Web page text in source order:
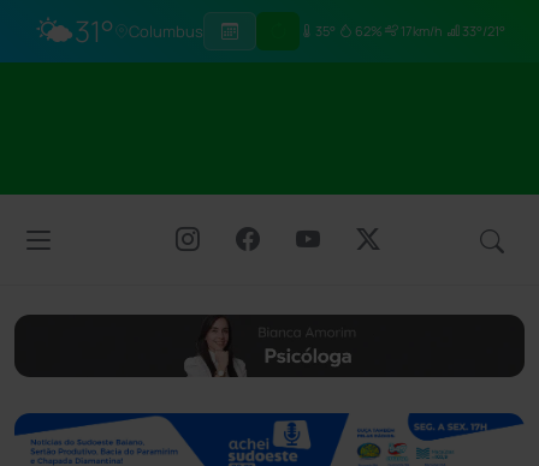
🌤️31° Columbus 35° 62% 17km/h 33°/21°